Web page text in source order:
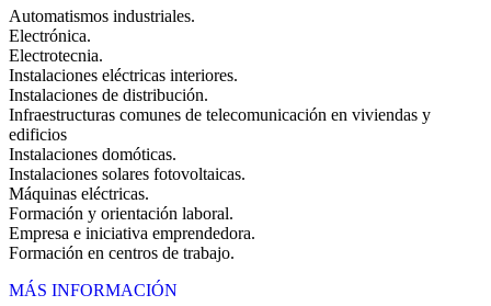
Automatismos industriales.
Electrónica.
Electrotecnia.
Instalaciones eléctricas interiores.
Instalaciones de distribución.
Infraestructuras comunes de telecomunicación en viviendas y
edificios
Instalaciones domóticas.
Instalaciones solares fotovoltaicas.
Máquinas eléctricas.
Formación y orientación laboral.
Empresa e iniciativa emprendedora.
Formación en centros de trabajo.
MÁS INFORMACIÓN